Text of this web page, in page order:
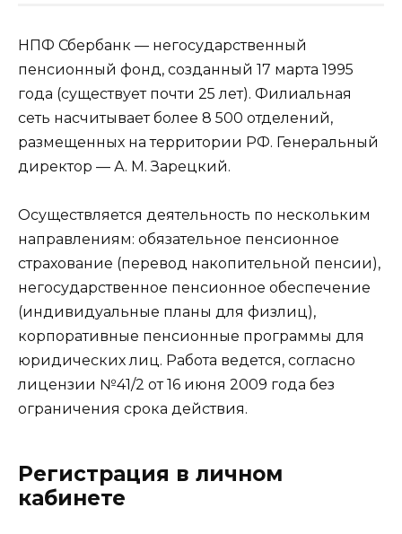
НПФ Сбербанк — негосударственный
пенсионный фонд, созданный 17 марта 1995
года (существует почти 25 лет). Филиальная
сеть насчитывает более 8 500 отделений,
размещенных на территории РФ. Генеральный
директор — А. М. Зарецкий.
Осуществляется деятельность по нескольким
направлениям: обязательное пенсионное
страхование (перевод накопительной пенсии),
негосударственное пенсионное обеспечение
(индивидуальные планы для физлиц),
корпоративные пенсионные программы для
юридических лиц. Работа ведется, согласно
лицензии №41/2 от 16 июня 2009 года без
ограничения срока действия.
Регистрация в личном
кабинете